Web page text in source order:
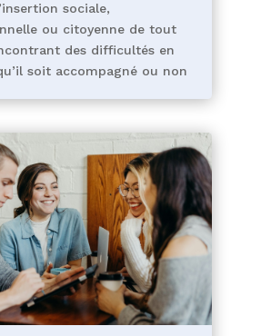
sociale,
ou citoyenne de tout
des difficultés en
soit accompagné ou non